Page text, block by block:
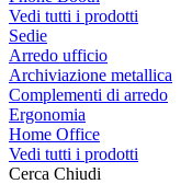
Vedi tutti i prodotti
Sedie
Arredo ufficio
Archiviazione metallica
Complementi di arredo
Ergonomia
Home Office
Vedi tutti i prodotti
Cerca Chiudi